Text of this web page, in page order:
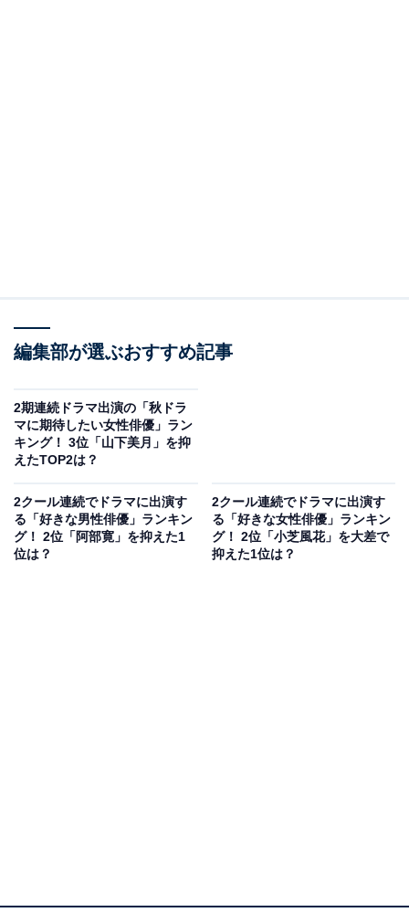
2位にランクインしたのは、日曜劇場『VIVANT』（TBS
系）に出演した高梨臨さんです。作中では、主演の堺雅
人さんの母親役を演じました。高梨さんは物語の重要シ
ーンである、テロ組織「テント」のリーダーの過去に関
わるエピソードに登場。悲しき夫婦の壮絶な過去を演じ
ントが寄せられています。
編集部が選ぶおすすめ記事
2期連続ドラマ出演の「秋ドラ
マに期待したい女性俳優」ラン
キング！ 3位「山下美月」を抑
えたTOP2は？
2クール連続でドラマに出演す
る「好きな男性俳優」ランキン
グ！ 2位「阿部寛」を抑えた1
位は？
2クール連続でドラマに出演す
る「好きな女性俳優」ランキン
グ！ 2位「小芝風花」を大差で
抑えた1位は？